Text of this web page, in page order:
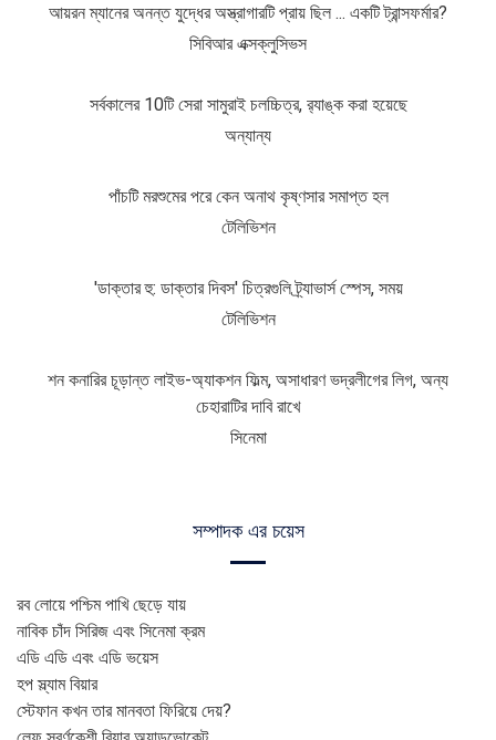
আয়রন ম্যানের অনন্ত যুদ্ধের অস্ত্রাগারটি প্রায় ছিল ... একটি ট্রান্সফর্মার?
সিবিআর এক্সক্লুসিভস
সর্বকালের 10টি সেরা সামুরাই চলচ্চিত্র, র‍্যাঙ্ক করা হয়েছে
অন্যান্য
পাঁচটি মরশুমের পরে কেন অনাথ কৃষ্ণসার সমাপ্ত হল
টেলিভিশন
'ডাক্তার হু: ডাক্তার দিবস' চিত্রগুলি ট্র্যাভার্স স্পেস, সময়
টেলিভিশন
শন কনারির চূড়ান্ত লাইভ-অ্যাকশন ফিল্ম, অসাধারণ ভদ্রলীগের লিগ, অন্য
চেহারাটির দাবি রাখে
সিনেমা
সম্পাদক এর চয়েস
রব লোয়ে পশ্চিম পাখি ছেড়ে যায়
নাবিক চাঁদ সিরিজ এবং সিনেমা ক্রম
এডি এডি এবং এডি ভয়েস
হপ স্ল্যাম বিয়ার
স্টেফান কখন তার মানবতা ফিরিয়ে দেয়?